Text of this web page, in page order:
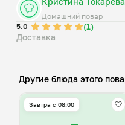
Домашний повар
5.0
(1)
Доставка
Другие блюда этого
Завтра c 08:00